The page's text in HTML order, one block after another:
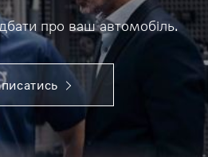
про ваш автомобіль.